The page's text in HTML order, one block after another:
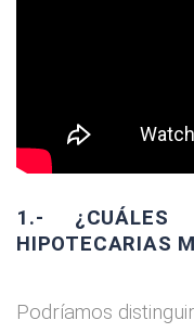
1.- ¿CUÁLES
HIPOTECARIAS
Podríamos